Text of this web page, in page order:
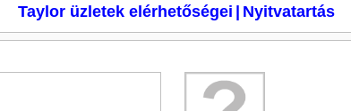
Taylor üzletek elérhetőségei Nyitvatartás